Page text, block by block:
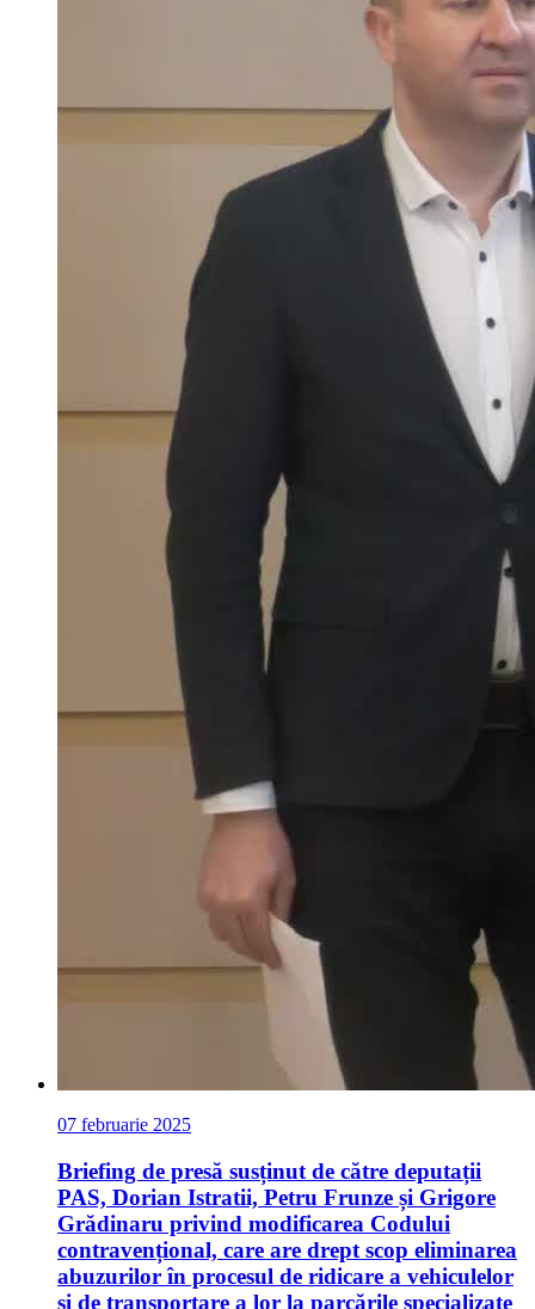
07 februarie 2025
Briefing de presă susținut de către deputații
PAS, Dorian Istratii, Petru Frunze și Grigore
Grădinaru privind modificarea Codului
contravențional, care are drept scop eliminarea
abuzurilor în procesul de ridicare a vehiculelor
și de transportare a lor la parcările specializate